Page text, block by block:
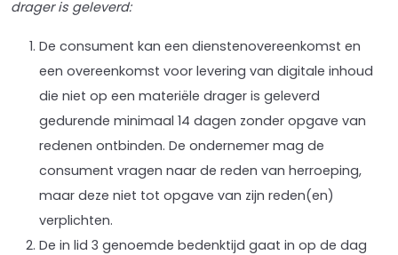
drager is geleverd:
De consument kan een dienstenovereenkomst en
een overeenkomst voor levering van digitale inhoud
die niet op een materiële drager is geleverd
gedurende minimaal 14 dagen zonder opgave van
redenen ontbinden. De ondernemer mag de
consument vragen naar de reden van herroeping,
maar deze niet tot opgave van zijn reden(en)
verplichten.
De in lid 3 genoemde bedenktijd gaat in op de dag